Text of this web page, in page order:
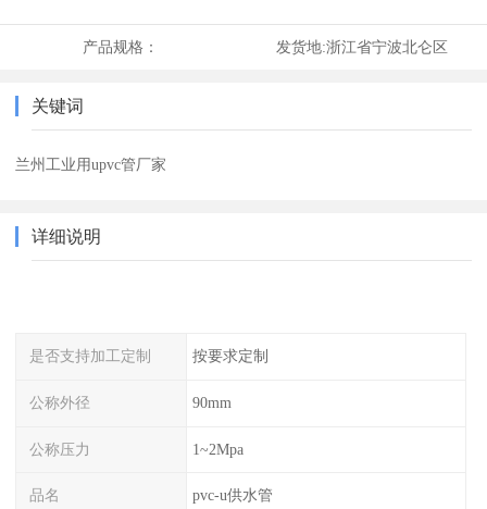
产品规格： 发货地:浙江省宁波北仑区
关键词
兰州工业用upvc管厂家
详细说明
是否支持加工定制 按要求定制
公称外径 90mm
公称压力 1~2Mpa
品名 pvc-u供水管